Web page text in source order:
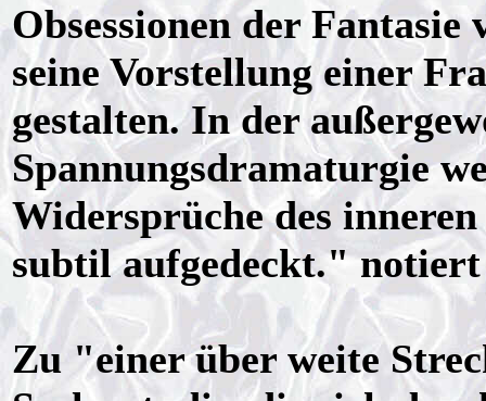
Obsessionen der
seine Vorstellung einer
gestalten. In der
Spannungsdramaturgie
Widersprüche des
subtil aufgedeckt."
Zu "einer über weite